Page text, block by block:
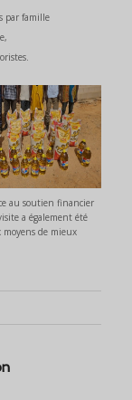
par famille
au soutien financier
a également été
de mieux